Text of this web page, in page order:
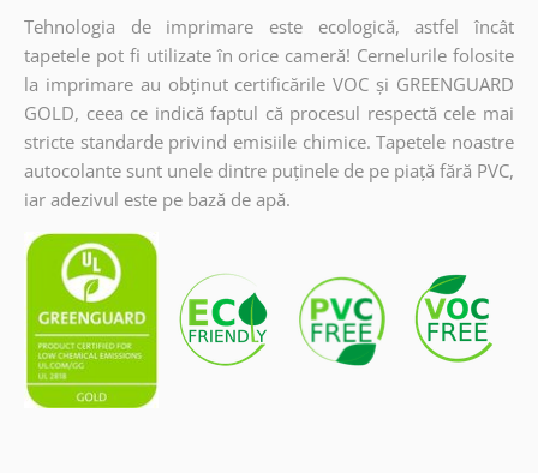
Tehnologia de imprimare este ecologică, astfel încât
tapetele pot fi utilizate în orice cameră! Cernelurile folosite
la imprimare au obținut certificările VOC și GREENGUARD
GOLD, ceea ce indică faptul că procesul respectă cele mai
stricte standarde privind emisiile chimice. Tapetele noastre
autocolante sunt unele dintre puținele de pe piață fără PVC,
iar adezivul este pe bază de apă.